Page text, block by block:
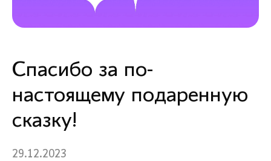
Спасибо за по-
настоящему подаренную
сказку!
29.12.2023